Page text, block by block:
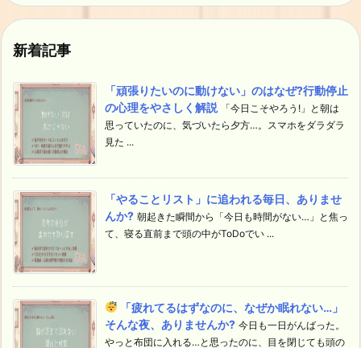
新着記事
「頑張りたいのに動けない」のはなぜ?行動停止
の心理をやさしく解説
「今日こそやろう!」と朝は
思っていたのに、気づいたら夕方…。スマホをダラダラ
見た ...
「やることリスト」に追われる毎日、ありませ
んか? 朝起きた瞬間から「今日も時間がない…」と焦っ
て、寝る直前まで頭の中がToDoでい ...
「疲れてるはずなのに、なぜか眠れない…」
そんな夜、ありませんか? 今日も一日がんばった。
やっと布団に入れる…と思ったのに、目を閉じても頭の